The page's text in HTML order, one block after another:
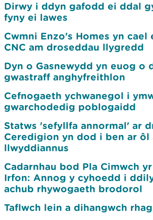
Dirwy i ddyn gafodd ei ddal
fyny ei lawes
Cwmni Enzo's Homes yn cael
CNC am droseddau llygredd
Dyn o Gasnewydd yn euog o
gwastraff anghyfreithlon
Cefnogaeth ychwanegol i
gwarchodedig poblogaidd
Statws 'sefyllfa annormal' ar
Ceredigion yn dod i ben ar ôl
llwyddiannus
Cadarnhau bod Pla Cimwch
Irfon: Annog y cyhoedd i
achub rhywogaeth brodorol
Taflwch lein a dihangwch